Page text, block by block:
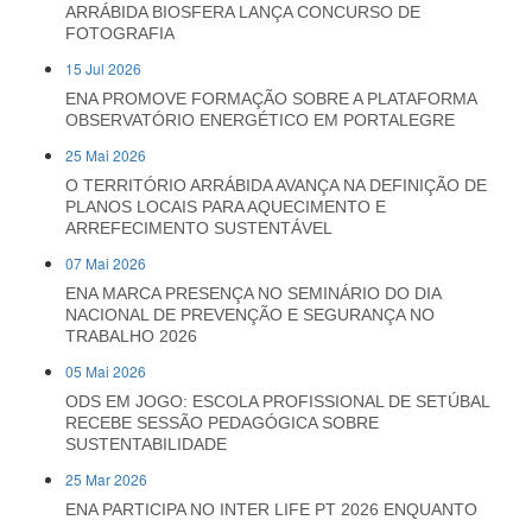
ARRÁBIDA BIOSFERA LANÇA CONCURSO DE
FOTOGRAFIA
15 Jul 2026
ENA PROMOVE FORMAÇÃO SOBRE A PLATAFORMA
OBSERVATÓRIO ENERGÉTICO EM PORTALEGRE
25 Mai 2026
O TERRITÓRIO ARRÁBIDA AVANÇA NA DEFINIÇÃO DE
PLANOS LOCAIS PARA AQUECIMENTO E
ARREFECIMENTO SUSTENTÁVEL
07 Mai 2026
ENA MARCA PRESENÇA NO SEMINÁRIO DO DIA
NACIONAL DE PREVENÇÃO E SEGURANÇA NO
TRABALHO 2026
05 Mai 2026
ODS EM JOGO: ESCOLA PROFISSIONAL DE SETÚBAL
RECEBE SESSÃO PEDAGÓGICA SOBRE
SUSTENTABILIDADE
25 Mar 2026
ENA PARTICIPA NO INTER LIFE PT 2026 ENQUANTO